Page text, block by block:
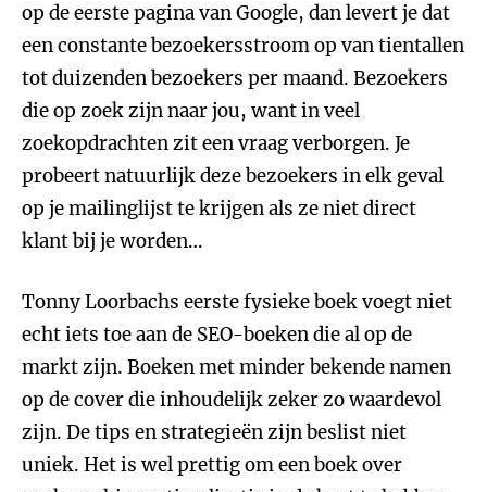
op de eerste pagina van Google, dan levert je dat
een constante bezoekersstroom op van tientallen
tot duizenden bezoekers per maand. Bezoekers
die op zoek zijn naar jou, want in veel
zoekopdrachten zit een vraag verborgen. Je
probeert natuurlijk deze bezoekers in elk geval
op je mailinglijst te krijgen als ze niet direct
klant bij je worden…
Tonny Loorbachs eerste fysieke boek voegt niet
echt iets toe aan de SEO-boeken die al op de
markt zijn. Boeken met minder bekende namen
op de cover die inhoudelijk zeker zo waardevol
zijn. De tips en strategieën zijn beslist niet
uniek. Het is wel prettig om een boek over